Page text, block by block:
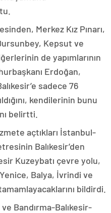
Merkez Kız Pınarı,
Kepsut ve
de yapımlarının
Erdoğan,
sadece 76
kendilerinin bunu
belirtti.
açtıkları İstanbul-
Balıkesir’den
Kuzeybatı çevre yolu,
Balya, İvrindi ve
bildirdi.
Bandırma-Balıkesir-